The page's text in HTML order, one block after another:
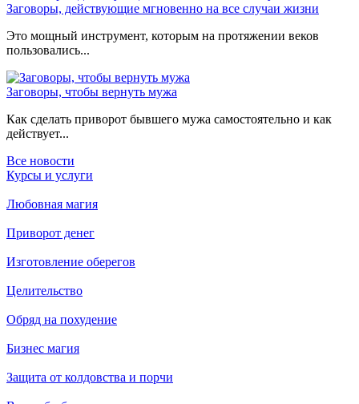
Заговоры, действующие мгновенно на все случаи жизни
Это мощный инструмент, которым на протяжении веков
пользовались...
Заговоры, чтобы вернуть мужа
Как сделать приворот бывшего мужа самостоятельно и как
действует...
Все новости
Курсы и услуги
Любовная магия
Приворот денег
Изготовление оберегов
Целительство
Обряд на похудение
Бизнес магия
Защита от колдовства и порчи